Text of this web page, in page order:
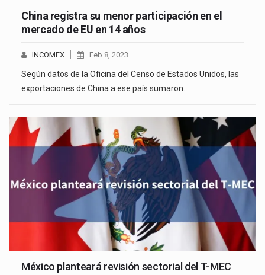
China registra su menor participación en el
mercado de EU en 14 años
INCOMEX Feb 8, 2023
Según datos de la Oficina del Censo de Estados Unidos, las
exportaciones de China a ese país sumaron…
México planteará revisión sectorial del T-MEC